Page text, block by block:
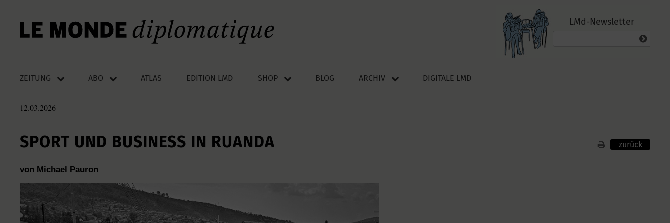
LMd-Newsletter
ZEITUNG ABO ATLAS EDITION LMD SHOP BLOG ARCHIV DIGITALE LMD
12.03.2026
SPORT UND BUSINESS IN RUANDA zurück
von Michael Pauron